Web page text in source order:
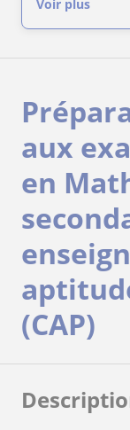
Voir plus
aux
en
(CAP)